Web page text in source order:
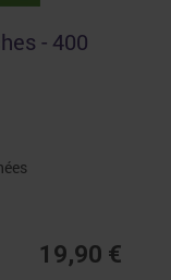
- 400
19,90 €